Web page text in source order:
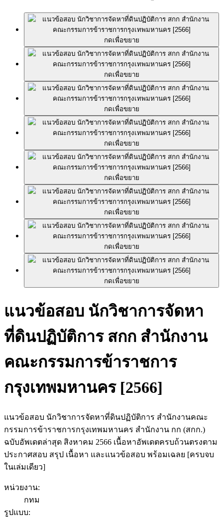
กดเพื่อขยาย
กดเพื่อขยาย
กดเพื่อขยาย
กดเพื่อขยาย
กดเพื่อขยาย
กดเพื่อขยาย
กดเพื่อขยาย
กดเพื่อขยาย
แนวข้อสอบ นักวิชาการจัดหา
ที่ดินปฏิบัติการ สกก สำนักงาน
คณะกรรมการข้าราชการ
กรุงเทพมหานคร [2566]
แนวข้อสอบ นักวิชาการจัดหาที่ดินปฏิบัติการ สำนักงานคณะ
กรรมการข้าราชการกรุงเทพมหานคร สำนักงาน กก (สกก.)
ฉบับอัพเดตล่าสุด สิงหาคม 2566 เนื้อหาอัพเดตครบถ้วนตรงตาม
ประกาศสอบ สรุป เนื้อหา และแนวข้อสอบ พร้อมเฉลย [ครบจบ
ในเล่มเดียว]
หน่วยงาน:
กทม
รูปแบบ: